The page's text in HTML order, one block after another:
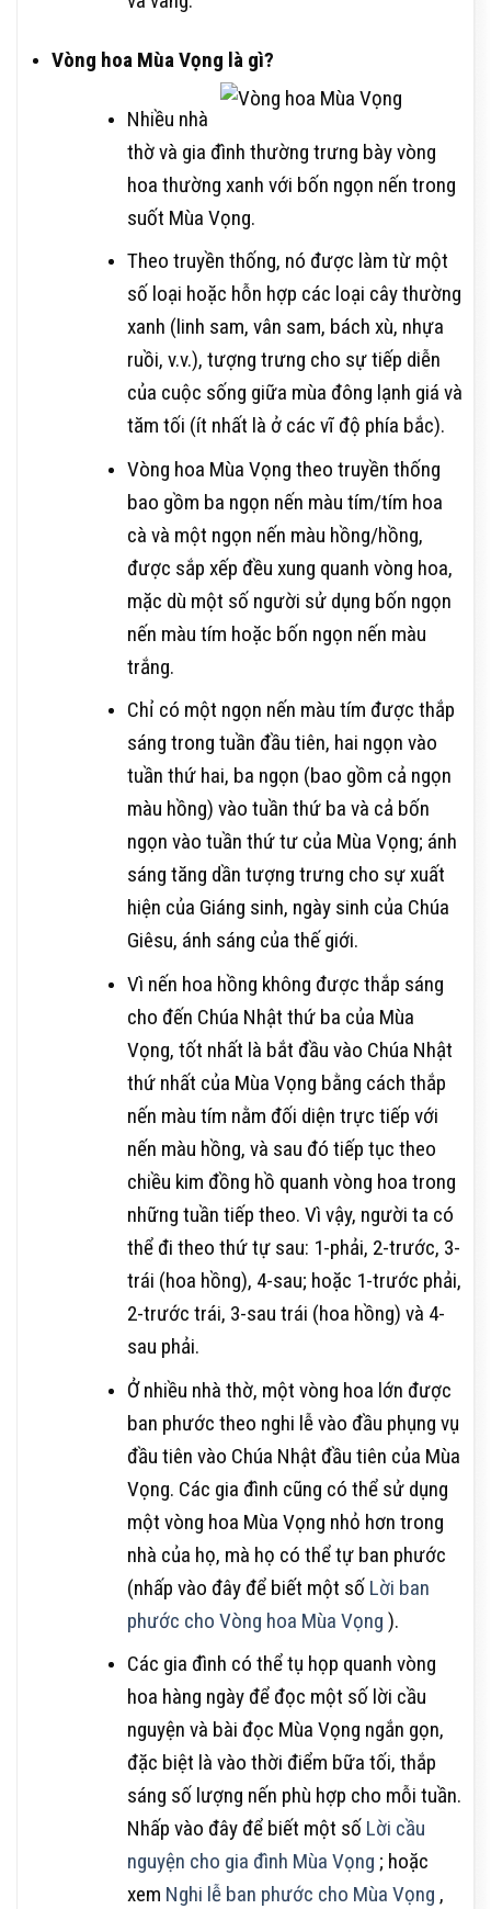
Vòng hoa Mùa Vọng là gì?
Nhiều nhà
thờ và gia đình thường trưng bày vòng
hoa thường xanh với bốn ngọn nến trong
suốt Mùa Vọng.
Theo truyền thống, nó được làm từ một
số loại hoặc hỗn hợp các loại cây thường
xanh (linh sam, vân sam, bách xù, nhựa
ruồi, v.v.), tượng trưng cho sự tiếp diễn
của cuộc sống giữa mùa đông lạnh giá và
tăm tối (ít nhất là ở các vĩ độ phía bắc).
Vòng hoa Mùa Vọng theo truyền thống
bao gồm ba ngọn nến màu tím/tím hoa
cà và một ngọn nến màu hồng/hồng,
được sắp xếp đều xung quanh vòng hoa,
mặc dù một số người sử dụng bốn ngọn
nến màu tím hoặc bốn ngọn nến màu
trắng.
Chỉ có một ngọn nến màu tím được thắp
sáng trong tuần đầu tiên, hai ngọn vào
tuần thứ hai, ba ngọn (bao gồm cả ngọn
màu hồng) vào tuần thứ ba và cả bốn
ngọn vào tuần thứ tư của Mùa Vọng; ánh
sáng tăng dần tượng trưng cho sự xuất
hiện của Giáng sinh, ngày sinh của Chúa
Giêsu, ánh sáng của thế giới.
Vì nến hoa hồng không được thắp sáng
cho đến Chúa Nhật thứ ba của Mùa
Vọng, tốt nhất là bắt đầu vào Chúa Nhật
thứ nhất của Mùa Vọng bằng cách thắp
nến màu tím nằm đối diện trực tiếp với
nến màu hồng, và sau đó tiếp tục theo
chiều kim đồng hồ quanh vòng hoa trong
những tuần tiếp theo. Vì vậy, người ta có
thể đi theo thứ tự sau: 1-phải, 2-trước, 3-
trái (hoa hồng), 4-sau; hoặc 1-trước phải,
2-trước trái, 3-sau trái (hoa hồng) và 4-
sau phải.
Ở nhiều nhà thờ, một vòng hoa lớn được
ban phước theo nghi lễ vào đầu phụng vụ
đầu tiên vào Chúa Nhật đầu tiên của Mùa
Vọng. Các gia đình cũng có thể sử dụng
một vòng hoa Mùa Vọng nhỏ hơn trong
nhà của họ, mà họ có thể tự ban phước
(nhấp vào đây để biết một số Lời ban
phước cho Vòng hoa Mùa Vọng ).
Các gia đình có thể tụ họp quanh vòng
hoa hàng ngày để đọc một số lời cầu
nguyện và bài đọc Mùa Vọng ngắn gọn,
đặc biệt là vào thời điểm bữa tối, thắp
sáng số lượng nến phù hợp cho mỗi tuần.
Nhấp vào đây để biết một số Lời cầu
nguyện cho gia đình Mùa Vọng ; hoặc
xem Nghi lễ ban phước cho Mùa Vọng ,